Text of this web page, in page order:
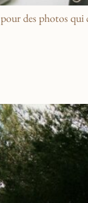
des photos qui